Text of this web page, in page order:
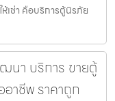
เช่า คือบริการตู้นิรภัย
นา บริการ ขายตู้
าชีพ ราคาถูก